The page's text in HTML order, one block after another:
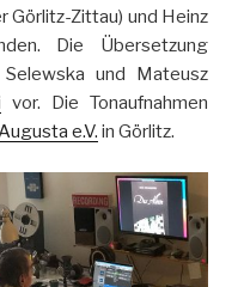
Görlitz-Zittau) und Heinz
Die Übersetzung
und Mateusz
vor. Die Tonaufnahmen
e.V. in Görlitz.